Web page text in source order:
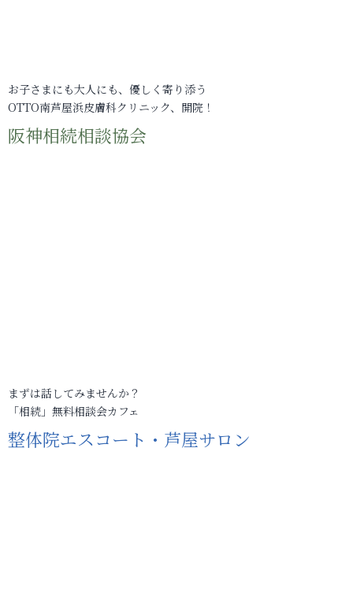
お子さまにも大人にも、優しく寄り添う
OTTO南芦屋浜皮膚科クリニック、開院！
阪神相続相談協会
まずは話してみませんか？
「相続」無料相談会カフェ
整体院エスコート・芦屋サロン